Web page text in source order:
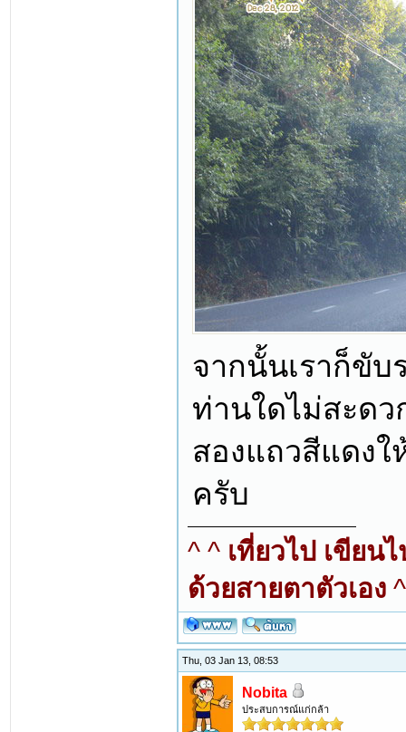
จากนั้นเราก็ขั
ท่านใดไม่สะด
สองแถวสีแดง
ครับ
^ ^ เที่ยวไป เขียน
ด้วยสายตาตัวเอง
Thu, 03 Jan 13, 08:53
Nobita
ประสบการณ์แก่กล้า